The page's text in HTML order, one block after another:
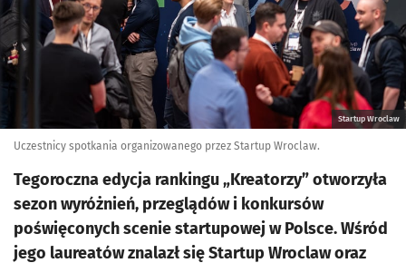
Startup Wroclaw
Uczestnicy spotkania organizowanego przez Startup Wroclaw.
Tegoroczna edycja rankingu „Kreatorzy” otworzyła
sezon wyróżnień, przeglądów i konkursów
poświęconych scenie startupowej w Polsce. Wśród
jego laureatów znalazł się Startup Wroclaw oraz